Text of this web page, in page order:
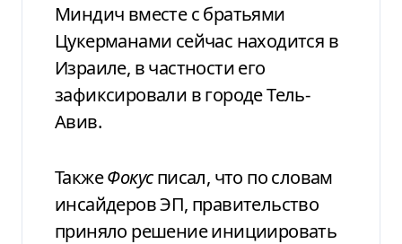
Миндич вместе с братьями
Цукерманами сейчас находится в
Израиле, в частности его
зафиксировали в городе Тель-
Авив.
ТакжеФокусписал, что по словам
инсайдеров ЭП, правительство
приняло решение инициировать